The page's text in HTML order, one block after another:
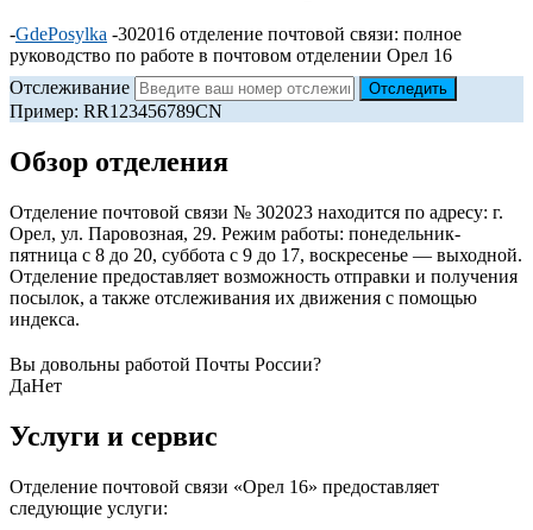
-GdePosylka -302016 отделение почтовой связи: полное
руководство по работе в почтовом отделении Орел 16
Отслеживание
Пример: RR123456789CN
Обзор отделения
Отделение почтовой связи № 302023 находится по адресу: г.
Орел, ул. Паровозная, 29. Режим работы: понедельник-
пятница с 8 до 20, суббота с 9 до 17, воскресенье — выходной.
Отделение предоставляет возможность отправки и получения
посылок, а также отслеживания их движения с помощью
индекса.
Вы довольны работой Почты России?
ДаНет
Услуги и сервис
Отделение почтовой связи «Орел 16» предоставляет
следующие услуги: